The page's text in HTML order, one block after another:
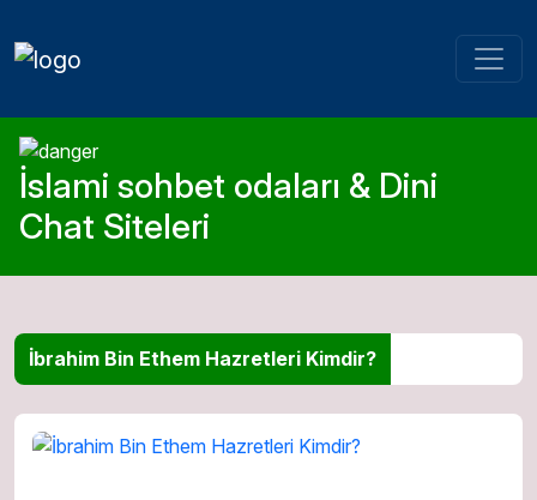
İslami sohbet odaları & Dini
Chat Siteleri
İbrahim Bin Ethem Hazretleri Kimdir?